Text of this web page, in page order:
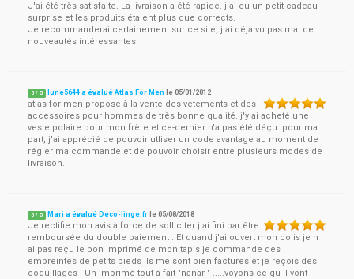
J'ai été très satisfaite. La livraison a été rapide. j'ai eu un petit cadeau
surprise et les produits étaient plus que corrects.
Je recommanderai certainement sur ce site, j'ai déjà vu pas mal de
nouveautés intéressantes.
5 / 5 lune5644 a évalué Atlas For Men le05/01/2012
atlas for men propose à la vente des vetements et des
accessoires pour hommes de très bonne qualité. j'y ai acheté une
veste polaire pour mon frère et ce-dernier n'a pas été déçu. pour ma
part, j'ai apprécié de pouvoir utliser un code avantage au moment de
régler ma commande et de pouvoir choisir entre plusieurs modes de
livraison.
5 / 5 Mari a évalué Deco-linge.fr le05/08/2018
Je rectifie mon avis à force de solliciter j'ai fini par être
remboursée du double paiement . Et quand j'ai ouvert mon colis je n
ai pas reçu le bon imprimé de mon tapis je commande des
empreintes de petits pieds ils me sont bien factures et je reçois des
coquillages ! Un imprimé tout à fait "nanar " .....voyons ce qu il vont